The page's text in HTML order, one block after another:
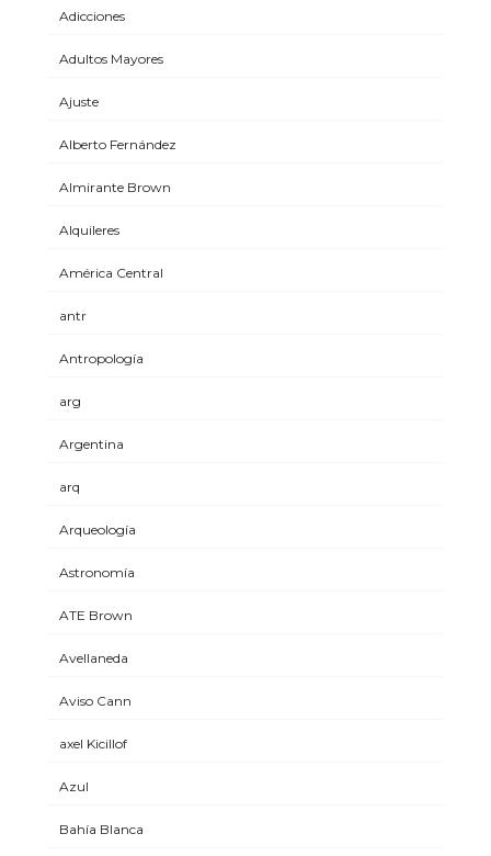
Adicciones
Adultos Mayores
Ajuste
Alberto Fernández
Almirante Brown
Alquileres
América Central
antr
Antropología
arg
Argentina
arq
Arqueología
Astronomía
ATE Brown
Avellaneda
Aviso Cann
axel Kicillof
Azul
Bahía Blanca